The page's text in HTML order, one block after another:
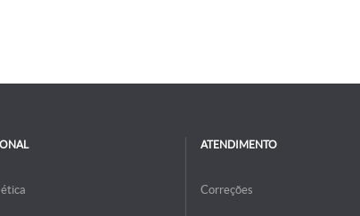
ATENDIMENTO
Correções